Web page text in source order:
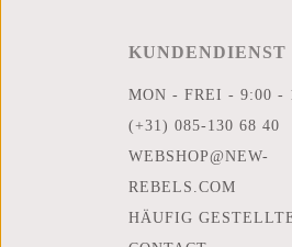
KUNDENDIENST
MON - FREI - 9:00 -
(+31) 085-130 68 40
WEBSHOP@NEW-
REBELS.COM
HÄUFIG